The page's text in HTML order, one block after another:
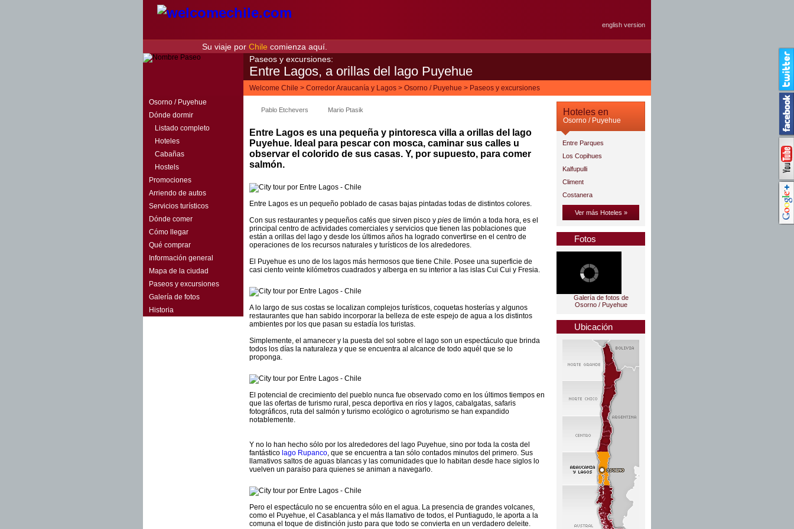
Su viaje por Chile comienza aquí.
english version
Welcome Chile > Corredor Araucanía y Lagos > Osorno / Puyehue > Paseos y excursiones
Osorno / Puyehue
Dónde dormir
Listado completo
Hoteles
Cabañas
Hostels
Promociones
Arriendo de autos
Servicios turísticos
Dónde comer
Cómo llegar
Qué comprar
Información general
Mapa de la ciudad
Paseos y excursiones
Galería de fotos
Historia
Paseos y excursiones:
Entre Lagos, a orillas del lago Puyehue
Pablo Etchevers Mario Ptasik
Entre Lagos es una pequeña y pintoresca villa a orillas del lago
Puyehue. Ideal para pescar con mosca, caminar sus calles u
observar el colorido de sus casas. Y, por supuesto, para comer
salmón.
Entre Lagos es un pequeño poblado de casas bajas pintadas todas de distintos colores.
Con sus restaurantes y pequeños cafés que sirven pisco y pies de limón a toda hora, es el
principal centro de actividades comerciales y servicios que tienen las poblaciones que
están a orillas del lago y desde los últimos años ha logrado convertirse en el centro de
operaciones de los recursos naturales y turísticos de los alrededores.
El Puyehue es uno de los lagos más hermosos que tiene Chile. Posee una superficie de
casi ciento veinte kilómetros cuadrados y alberga en su interior a las islas Cui Cui y Fresia.
A lo largo de sus costas se localizan complejos turísticos, coquetas hosterías y algunos
restaurantes que han sabido incorporar la belleza de este espejo de agua a los distintos
ambientes por los que pasan su estadía los turistas.
Simplemente, el amanecer y la puesta del sol sobre el lago son un espectáculo que brinda
todos los días la naturaleza y que se encuentra al alcance de todo aquél que se lo
proponga.
El potencial de crecimiento del pueblo nunca fue observado como en los últimos tiempos en
que las ofertas de turismo rural, pesca deportiva en ríos y lagos, cabalgatas, safaris
fotográficos, ruta del salmón y turismo ecológico o agroturismo se han expandido
notablemente.
Y no lo han hecho sólo por los alrededores del lago Puyehue, sino por toda la costa del
fantástico lago Rupanco, que se encuentra a tan sólo contados minutos del primero. Sus
llamativos saltos de aguas blancas y las comunidades que lo habitan desde hace siglos lo
vuelven un paraíso para quienes se animan a navegarlo.
Pero el espectáculo no se encuentra sólo en el agua. La presencia de grandes volcanes,
como el Puyehue, el Casablanca y el más llamativo de todos, el Puntiagudo, le aporta a la
comuna el toque de distinción justo para que todo se convierta en un verdadero deleite.
Hoteles en
Osorno / Puyehue
Entre Parques
Los Copihues
Kalfupulli
Climent
Costanera
Ver más Hoteles »
Fotos
Galería de fotos de
Osorno / Puyehue
Ubicación